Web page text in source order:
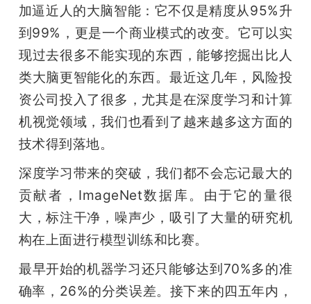
加逼近人的大脑智能：它不仅是精度从95%升
到99%，更是一个商业模式的改变。它可以实
现过去很多不能实现的东西，能够挖掘出比人
类大脑更智能化的东西。最近这几年，风险投
资公司投入了很多，尤其是在深度学习和计算
机视觉领域，我们也看到了越来越多这方面的
技术得到落地。
深度学习带来的突破，我们都不会忘记最大的
贡献者，ImageNet数据库。由于它的量很
大，标注干净，噪声少，吸引了大量的研究机
构在上面进行模型训练和比赛。
最早开始的机器学习还只能够达到70%多的准
确率，26%的分类误差。接下来的四五年内，